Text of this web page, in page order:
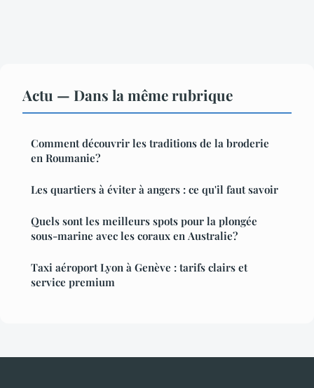
Actu — Dans la même rubrique
Comment découvrir les traditions de la broderie
en Roumanie?
Les quartiers à éviter à angers : ce qu'il faut savoir
Quels sont les meilleurs spots pour la plongée
sous-marine avec les coraux en Australie?
Taxi aéroport Lyon à Genève : tarifs clairs et
service premium